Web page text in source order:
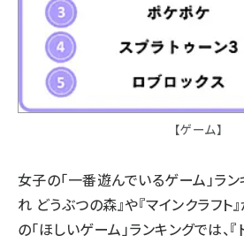
【ゲーム】
女子の「一番遊んでいるゲーム」ラン
れ どうぶつの森』や『マインクラフト
の「ほしいゲーム」ランキングでは、